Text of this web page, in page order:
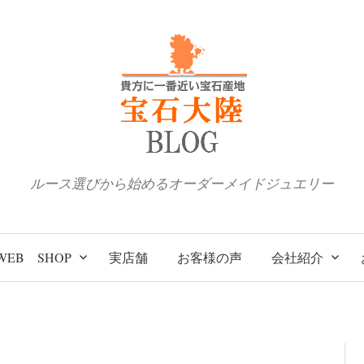
ルース選びから始めるオーダーメイドジュエリー
SHOP 実店舗 お客様の声 会社紹介